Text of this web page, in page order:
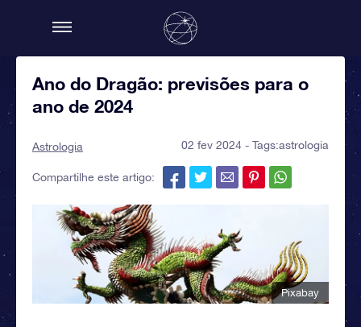
Ano do Dragão: previsões para o
ano de 2024
Astrologia 02 fev 2024 - Tags:astrologia
Compartilhe este artigo:
Pixabay